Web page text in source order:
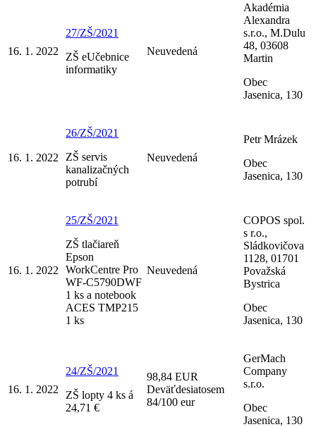
16. 1. 2022
27/ZŠ/2021
ZŠ eUčebnice
informatiky
Neuvedená
Akadémia
Alexandra
s.r.o., M.Dulu
48, 03608
Martin
Obec
Jasenica, 130
16. 1. 2022
26/ZŠ/2021
ZŠ servis
kanalizačných
potrubí
Neuvedená
Petr Mrázek
Obec
Jasenica, 130
16. 1. 2022
25/ZŠ/2021
ZŠ tlačiareň
Epson
WorkCentre Pro
WF-C5790DWF
1 ks a notebook
ACES TMP215
1 ks
Neuvedená
COPOS spol.
s r.o.,
Sládkovičova
1128, 01701
Považská
Bystrica
Obec
Jasenica, 130
16. 1. 2022
24/ZŠ/2021
ZŠ lopty 4 ks á
24,71 €
98,84 EUR
Deväťdesiatosem
84/100 eur
GerMach
Company
s.r.o.
Obec
Jasenica, 130